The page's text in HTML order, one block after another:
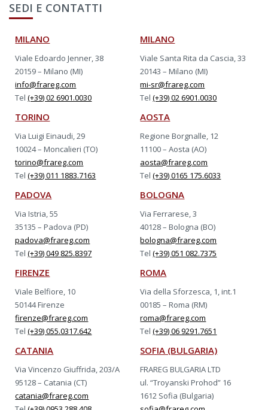
SEDI E CONTATTI
MILANO
Viale Edoardo Jenner, 38
20159 – Milano (MI)
info@frareg.com
Tel(+39) 02 6901.0030
MILANO
Viale Santa Rita da Cascia, 33
20143 – Milano (MI)
mi-sr@frareg.com
Tel(+39) 02 6901.0030
TORINO
Via Luigi Einaudi, 29
10024 – Moncalieri (TO)
torino@frareg.com
Tel(+39) 011 1883.7163
AOSTA
Regione Borgnalle, 12
11100 – Aosta (AO)
aosta@frareg.com
Tel(+39) 0165 175.6033
PADOVA
Via Istria, 55
35135 – Padova (PD)
padova@frareg.com
Tel(+39) 049 825.8397
BOLOGNA
Via Ferrarese, 3
40128 – Bologna (BO)
bologna@frareg.com
Tel(+39) 051 082.7375
FIRENZE
Viale Belfiore, 10
50144 Firenze
firenze@frareg.com
Tel(+39) 055.0317.642
ROMA
Via della Sforzesca, 1, int.1
00185 – Roma (RM)
roma@frareg.com
Tel(+39) 06 9291.7651
CATANIA
Via Vincenzo Giuffrida, 203/A
95128 – Catania (CT)
catania@frareg.com
SOFIA (BULGARIA)
FRAREG BULGARIA LTD
ul. “Troyanski Prohod” 16
1612 Sofia (Bulgaria)